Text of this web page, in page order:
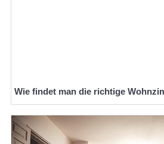
Wie findet man die richtige